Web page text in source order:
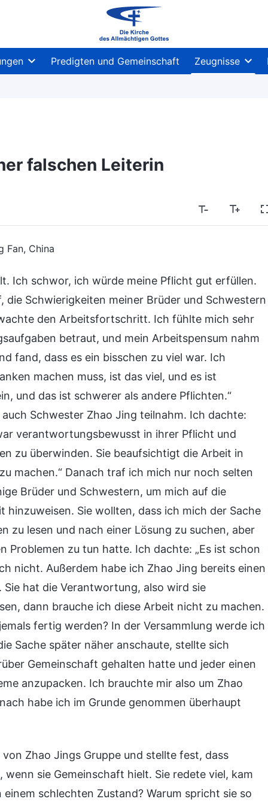
Predigten und Gemeinschaft Zeugnisse
falschen Leiterin
Fan, China
Ich schwor, ich würde meine Pflicht gut erfüllen.
die Schwierigkeiten meiner Brüder und Schwestern
den Arbeitsfortschritt. Ich fühlte mich sehr
betraut, und mein Arbeitspensum nahm
fand, dass es ein bisschen zu viel war. Ich
machen muss, ist das viel, und es ist
und das ist schwerer als andere Pflichten.“
Schwester Zhao Jing teilnahm. Ich dachte:
verantwortungsbewusst in ihrer Pflicht und
zu überwinden. Sie beaufsichtigt die Arbeit in
machen.“ Danach traf ich mich nur noch selten
Brüder und Schwestern, um mich auf die
hinzuweisen. Sie wollten, dass ich mich der Sache
zu lesen und nach einer Lösung zu suchen, aber
Problemen zu tun hatte. Ich dachte: „Es ist schon
nicht. Außerdem habe ich Zhao Jing bereits einen
hat die Verantwortung, also wird sie
dann brauche ich diese Arbeit nicht zu machen.
fertig werden? In der Versammlung werde ich
Sache später näher anschaute, stellte sich
Gemeinschaft gehalten hatte und jeder einen
anzupacken. Ich brauchte mir also um Zhao
habe ich im Grunde genommen überhaupt
Zhao Jings Gruppe und stellte fest, dass
sie Gemeinschaft hielt. Sie redete viel, kam
schlechten Zustand? Warum spricht sie so